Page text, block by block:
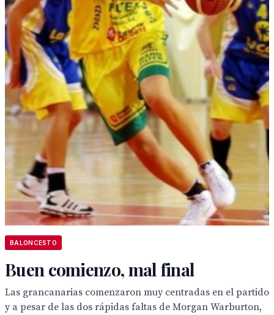
BALONCESTO
Buen comienzo, mal final
Las grancanarias comenzaron muy centradas en el partido
y a pesar de las dos rápidas faltas de Morgan Warburton,